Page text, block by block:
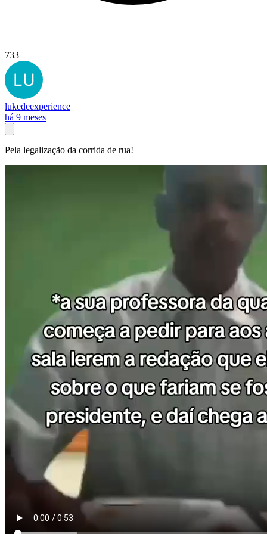
733
lukedeexperience
há 9 meses
Pela legalização da corrida de rua!